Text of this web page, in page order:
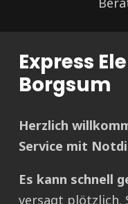
Express
Borgsum
Herzlich
Service mit
Es kann schnell
versagt plötzlich.